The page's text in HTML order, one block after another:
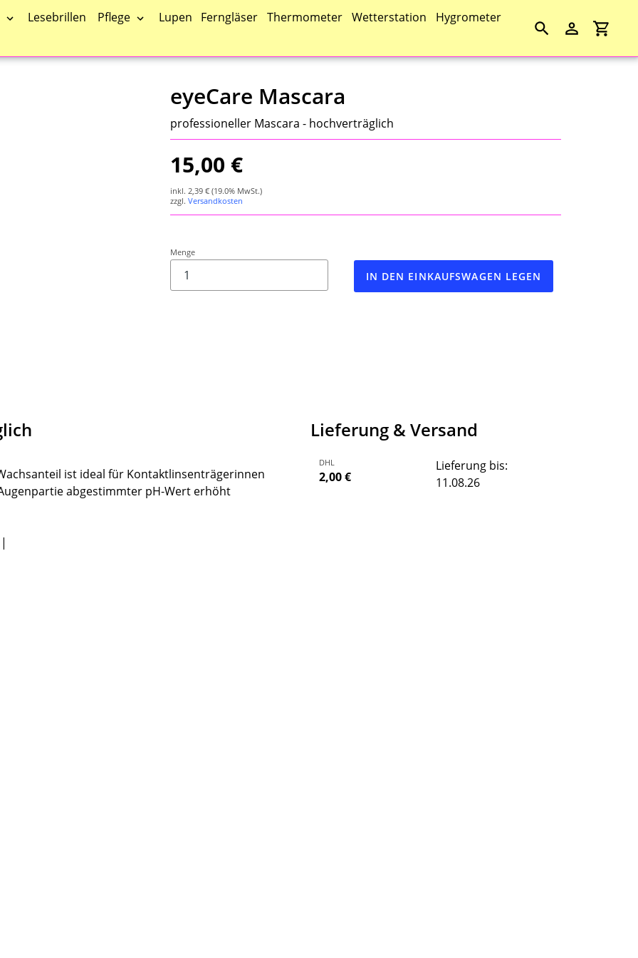
Lesebrillen Pflege Lupen Ferngläser Thermometer Wetterstation
Hygrometer
SuchenEinloggen
eyeCare Mascara
professioneller Mascara - hochverträglich
15,00 €
inkl. 2,39 € (19.0% MwSt.)
zzgl. Versandkosten
Menge
IN DEN EINKAUFSWAGEN LEGEN
ist ideal für Kontaktlinsenträgerinnen
abgestimmter pH-Wert erhöht
Lieferung & Versand
DHL
2,00 €
Lieferung bis:
11.08.26